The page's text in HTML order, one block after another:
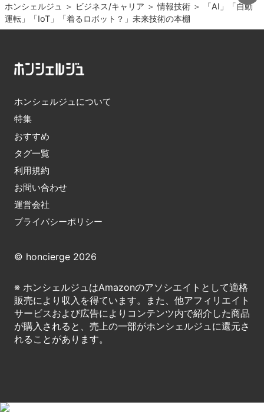
ホンシェルジュ ＞ ビジネス/キャリア ＞ 情報技術 ＞
「AI」「自動
運転」「IoT」「着るロボット？」未来技術の本棚
ホンシェルジュについて
特集
おすすめ
タグ一覧
利用規約
お問い合わせ
運営会社
プライバシーポリシー
© honcierge 2026
※ ホンシェルジュはAmazonのアソシエイトとして適格
販売により収入を得ています。また、他アフィリエイト
サービスおよび広告によりコンテンツ内で紹介した商品
が購入されると、売上の一部がホンシェルジュに還元さ
れることがあります。